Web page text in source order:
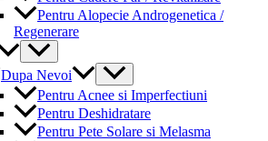
Pentru Alopecie Androgenetica /
Regenerare
Menu
Toggle
Dupa Nevoi
Menu
Toggle
Pentru Acnee si Imperfectiuni
Pentru Deshidratare
Pentru Pete Solare si Melasma